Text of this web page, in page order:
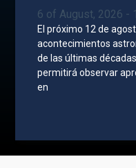
6 of August, 2026 -
El próximo 12 de
acontecimientos
de las últimas
permitirá observar
en